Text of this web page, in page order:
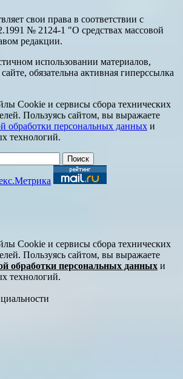
свои права в соответствии с
№ 2124-1 "О средствах массовой
редакции.
использовании материалов,
обязательна активная гиперссылка
Cookie и сервисы сбора технических
Пользуясь сайтом, вы выражаете
обработки персональных данных и
технологий.
Cookie и сервисы сбора технических
Пользуясь сайтом, вы выражаете
обработки персональных данных и
технологий.